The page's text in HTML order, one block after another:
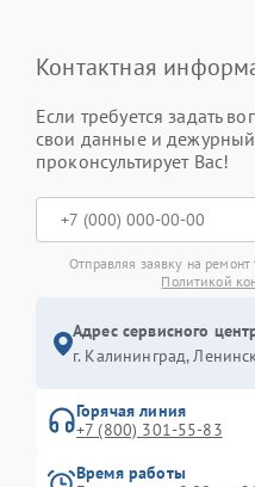
Контактная
Если требуется задать
свои данные и дежурный
проконсультирует Вас!
Отправляя заявку на
Политикой
Адрес сервисного
г. Калининград,
Горячая линия
+7 (800) 301-55-83
Время работы